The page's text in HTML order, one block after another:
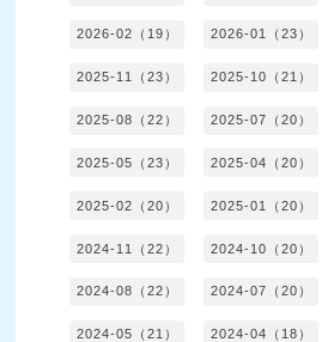
2026-02（19） 2026-01（23）
2025-11（23） 2025-10（21）
2025-08（22） 2025-07（20）
2025-05（23） 2025-04（20）
2025-02（20） 2025-01（20）
2024-11（22） 2024-10（20）
2024-08（22） 2024-07（20）
2024-05（21） 2024-04（18）